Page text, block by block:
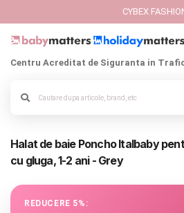
Italbaby Collections
CYBEX
Centru Acreditat de Siguranta in
Halat de baie Poncho Italbaby
cu gluga, 1-2 ani - Grey
REDUCERE 5%: